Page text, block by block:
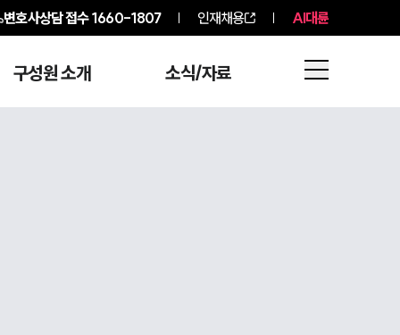
변호사상담 접수1660-1807 인재채용 AI대륜
구성원 소개 소식/자료